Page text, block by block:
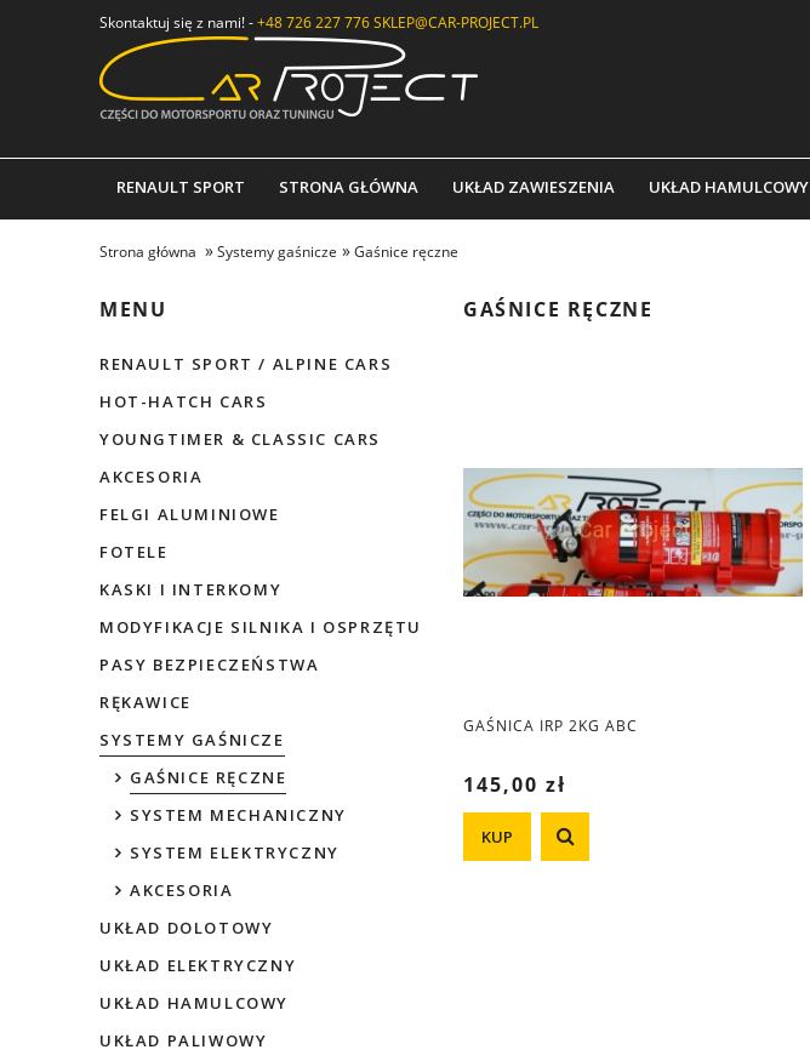
Skontaktuj się z nami! -+48 726 227 776SKLEP@CAR-PROJECT.PL
RENAULT SPORT STRONA GŁÓWNA UKŁAD ZAWIESZENIA UKŁAD HAMULCOWY
Strona główna »Systemy gaśnicze »Gaśnice ręczne
MENU
RENAULT SPORT / ALPINE CARS
HOT-HATCH CARS
YOUNGTIMER & CLASSIC CARS
AKCESORIA
FELGI ALUMINIOWE
FOTELE
KASKI I INTERKOMY
MODYFIKACJE SILNIKA I OSPRZĘTU
PASY BEZPIECZEŃSTWA
RĘKAWICE
SYSTEMY GAŚNICZE
GAŚNICE RĘCZNE
SYSTEM MECHANICZNY
SYSTEM ELEKTRYCZNY
AKCESORIA
UKŁAD DOLOTOWY
UKŁAD ELEKTRYCZNY
UKŁAD HAMULCOWY
UKŁAD PALIWOWY
GAŚNICE RĘCZNE
GAŚNICA IRP 2KG ABC
145,00 zł
KUP